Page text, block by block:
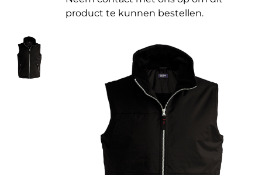
product te kunnen bestellen.